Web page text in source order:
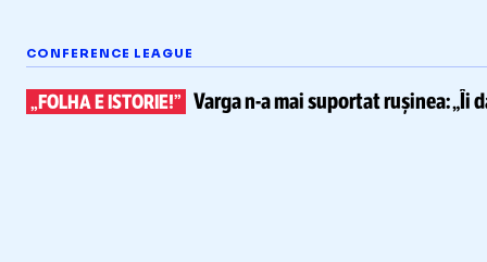
CONFERENCE LEAGUE
„FOLHA E ISTORIE!” Vargan-amai suportat rușinea:„Îi